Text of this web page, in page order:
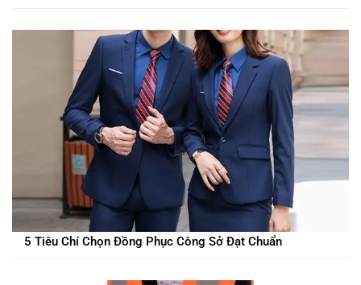
5 Tiêu Chí Chọn Đồng Phục Công Sở Đạt Chuẩn